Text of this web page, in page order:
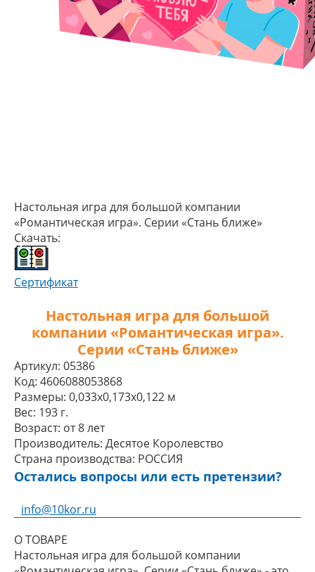
Настольная игра для большой компании
«Романтическая игра». Серии «Стань ближе»
Скачать:
Сертификат
Настольная игра для большой
компании «Романтическая игра».
Серии «Стань ближе»
Артикул: 05386
Код: 4606088053868
Размеры: 0,033x0,173x0,122 м
Вес: 193 г.
Возраст: от 8 лет
Производитель: Десятое Королевство
Страна производства: РОССИЯ
Остались вопросы или есть претензии?
info@10kor.ru
О ТОВАРЕ
Настольная игра для большой компании